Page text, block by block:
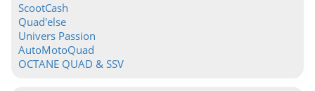
ScootCash
Quad'else
Univers Passion
AutoMotoQuad
OCTANE QUAD & SSV